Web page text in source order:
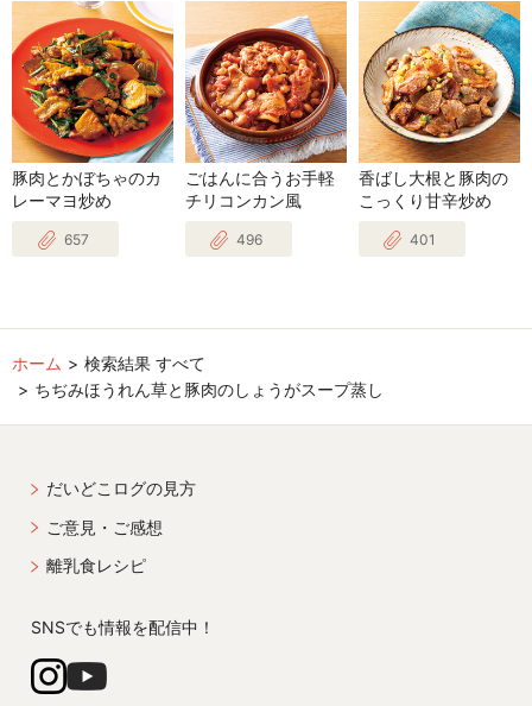
豚肉とかぼちゃのカ
レーマヨ炒め
657
ごはんに合うお手軽
チリコンカン風
496
香ばし大根と豚肉の
こっくり甘辛炒め
401
ホーム
検索結果 すべて
ちぢみほうれん草と豚肉のしょうがスープ蒸し
だいどこログの見方
ご意見・ご感想
離乳食レシピ
SNSでも情報を配信中！